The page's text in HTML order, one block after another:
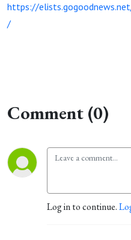
https://
/
Comment (0)
Log in to continue.